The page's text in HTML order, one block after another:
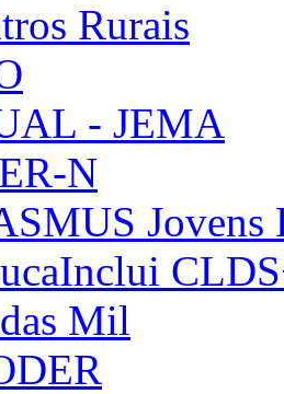
Rurais
- JEMA
N
Jovens
Mil